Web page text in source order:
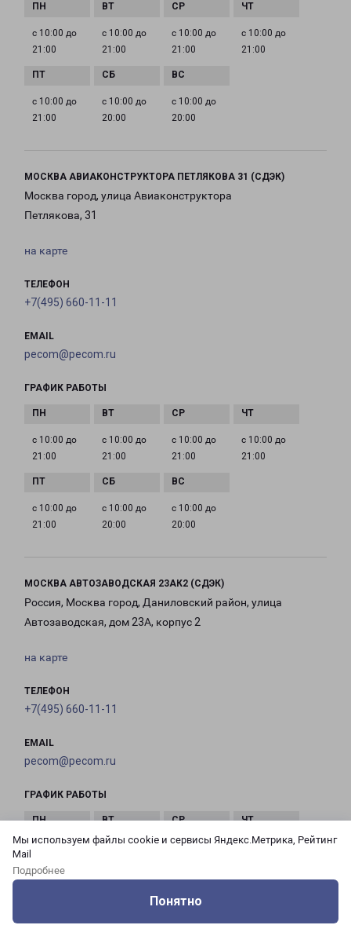
Мы используем файлы cookie и сервисы Яндекс.Метрика, Рейтинг
Mail
Подробнее
Понятно
с 10:00 до
21:00
с 10:00 до
21:00
с 10:00 до
21:00
с 10:00 до
21:00
с 10:00 до
21:00
с 10:00 до
20:00
с 10:00 до
20:00
МОСКВА АВИАКОНСТРУКТОРА ПЕТЛЯКОВА 31 (СДЭК)
Москва город, улица Авиаконструктора
Петлякова, 31
на карте
ТЕЛЕФОН
+7(495) 660-11-11
EMAIL
pecom@pecom.ru
ГРАФИК РАБОТЫ
с 10:00 до
21:00
с 10:00 до
21:00
с 10:00 до
21:00
с 10:00 до
21:00
с 10:00 до
21:00
с 10:00 до
20:00
с 10:00 до
20:00
МОСКВА АВТОЗАВОДСКАЯ 23АК2 (СДЭК)
Россия, Москва город, Даниловский район, улица
Автозаводская, дом 23А, корпус 2
на карте
ТЕЛЕФОН
+7(495) 660-11-11
EMAIL
pecom@pecom.ru
ГРАФИК РАБОТЫ
с 10:00 до
с 10:00 до
с 10:00 до
с 10:00 до